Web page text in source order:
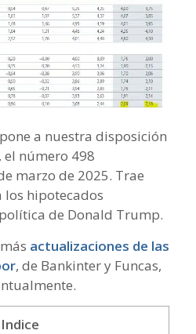
a nuestra disposición
, el número 498
marzo de 2025. Trae
los hipotecados
de Donald Trump.
actualizaciones de las
, de Bankinter y Funcas,
Indice